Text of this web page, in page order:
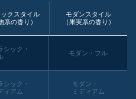
クスタイル
系の香り）
モダンスタイル
（果実系の香り）
シック・
モダン・フル
シック・
ィアム
モダン・
ミディアム